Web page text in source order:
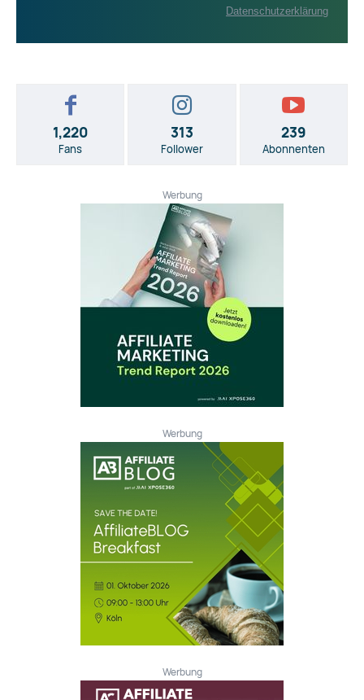
Datenschutzerklärung
1,220
Fans
313
Follower
239
Abonnenten
Werbung
Werbung
Werbung